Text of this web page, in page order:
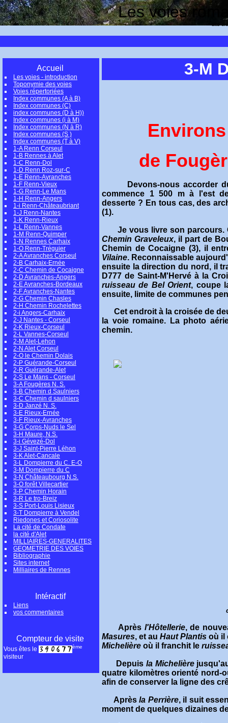
Les voies
site
Accueil
Les voies - introduction
Toponymie des voies
Voies répertoriées
Index communes (A à B)
Index communes (C)
index communes (D à H))
Index communes (i à M)
Index communes (N à R)
Index communes (S )
Index communes (T à V)
1-A Renn Corseul
1-B Rennes à Alet
1-C Renn-Dol
1-D Renn Roz-sur-C
1-E Renn-Avranches
1-F Renn-Vieux
1-G Renn-Le Mans
1-H Renn-Angers
1-i Renn-Châteaubriant
1-J Renn-Nantes
1-K Renn-Rieux
1-L Renn-Vannes
1-M Renn-Quimper
1-N Rennes Carhaix
1-O Renn-Tréguier
2-A Avranches Corseul
2-B Carhaix-Ernée
2-C Chemin de Cocaigne
2-D Avranches-Angers
2-E Avranches-Bordeaux
2-F Avranches-Nantes
2-G Chemin Chasles
2-H Chemin Rochelettes
2-i Angers-Carhaix
2-J Nantes - Corseul
2-K Rieux-Corseul
2-L Vannes-Corseul
2-M Alet-Lehon
2-N Alet Corseul
2-O le Chemin Dolais
2-P Guérande-Corseul
2-R Guérande-Alet
2-S Le Mans - Corseul
3-A Fougères N. S.
3-B Chemin d Saulniers
3-C Chemin d saulniers
3-D Janzé N. S.
3-E Rieux-Ernée
3-F Rieux-Avranches
3-G Corps-Nuds le Sel
3-H Maure, N.S.
3-i Gévezé-Dol
3-J Saint-Pierre Léhon
3-K Alet-Cancale
3-L Dompierre du C. E-O
3-M Dompierre du C
3-N Châteaubourg N.S.
3-O forêt Villecartier
3-P Chemin Horain
3-R Le tro-Breiz
3-S Port-Louis Lisieux
3-T Dompierre à Vendel
Riedones et Coriosolite
La cité de Condate
la cité d'Alet
MILLIAIRES-GENERALITES
GEOMETRIE DES VOIES
Bibliographie
Sites internet
Milliaires de Rennes
Intéractif
Liens
vos commentaires
Compteur de visite
Vous êtes le ème
visiteur
3-M
de
Devons-nous accorder du
commence 1 500 m à l'est
desserte ? En tous cas, des
(1).
Je vous livre son parcours.
Chemin Graveleux, il part de
Chemin de Cocaigne (3), il
Vilaine. Reconnaissable
ensuite la direction du nord, il
D777 de Saint-M'Hervé à la
ruisseau de Bel Orient, coupe
ensuite, limite de communes
Cet endroit à la croisée de
la voie romaine. La photo
chemin.
Après l'Hôtellerie, de
Masures, et auHaut Plantis où il
Michelière où il franchit le
Depuis la Michelière
quatre kilomètres orienté nord-
afin de conserver la ligne des
Aprèsla Perrière, il suit
moment de quelques dizaines